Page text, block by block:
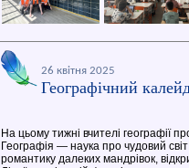
26 квітня 2025
Географічний
На цьому тижні вчителі географії
Географія — наука про чудовий
романтику далеких мандрівок,